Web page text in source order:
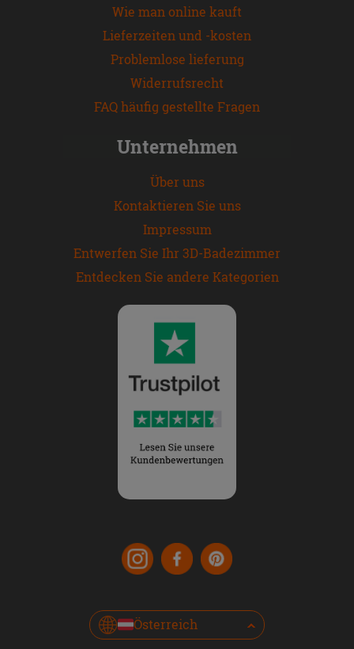
Wie man online kauft
Lieferzeiten und -kosten
Problemlose lieferung
Widerrufsrecht
FAQ häufig gestellte Fragen
Unternehmen
Über uns
Kontaktieren Sie uns
Impressum
Entwerfen Sie Ihr 3D-Badezimmer
Entdecken Sie andere Kategorien
Österreich